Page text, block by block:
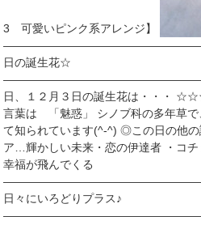
3 可愛いピンク系アレンジ】
日の誕生花☆
日、１２月３日の誕生花は・・
言葉は 「魅惑」 シノブ科の多年草で
て知られています(^-^) ◎この日の他
ア…輝かしい未来・恋の伊達者 ・コ
幸福が飛んでくる
日々にいろどりプラス♪